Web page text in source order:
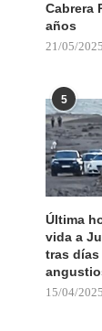
Cabrera
años
21/05/2025
5
Última
vida a
tras días
15/04/2025